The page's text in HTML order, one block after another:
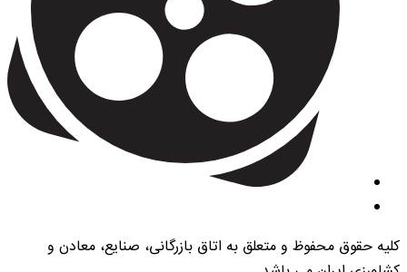
کلیه حقوق محفوظ و متعلق به اتاق بازرگانی، صنایع، معادن و